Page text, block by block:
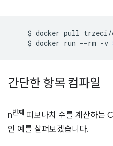
$ docker pull
$ docker run --rm -v
간단한 항목 컴파일
n번째 피보나치 수를 계산하는
인 예를 살펴보겠습니다.